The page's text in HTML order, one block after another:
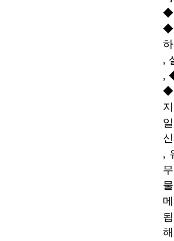
◆
◆
,
,
◆
,